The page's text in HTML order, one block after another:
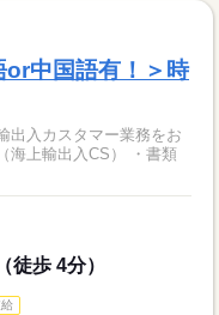
中国語有！＞時
出入カスタマー業務をお
徒歩 4分）